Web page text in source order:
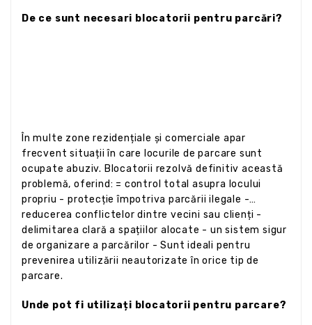
De ce sunt necesari blocatorii pentru parcări?
În multe zone rezidențiale și comerciale apar
frecvent situații în care locurile de parcare sunt
ocupate abuziv. Blocatorii rezolvă definitiv această
problemă, oferind: = control total asupra locului
propriu - protecție împotriva parcării ilegale -
reducerea conflictelor dintre vecini sau clienți -
delimitarea clară a spațiilor alocate - un sistem sigur
de organizare a parcărilor - Sunt ideali pentru
prevenirea utilizării neautorizate în orice tip de
parcare.
Unde pot fi utilizați blocatorii pentru parcare?